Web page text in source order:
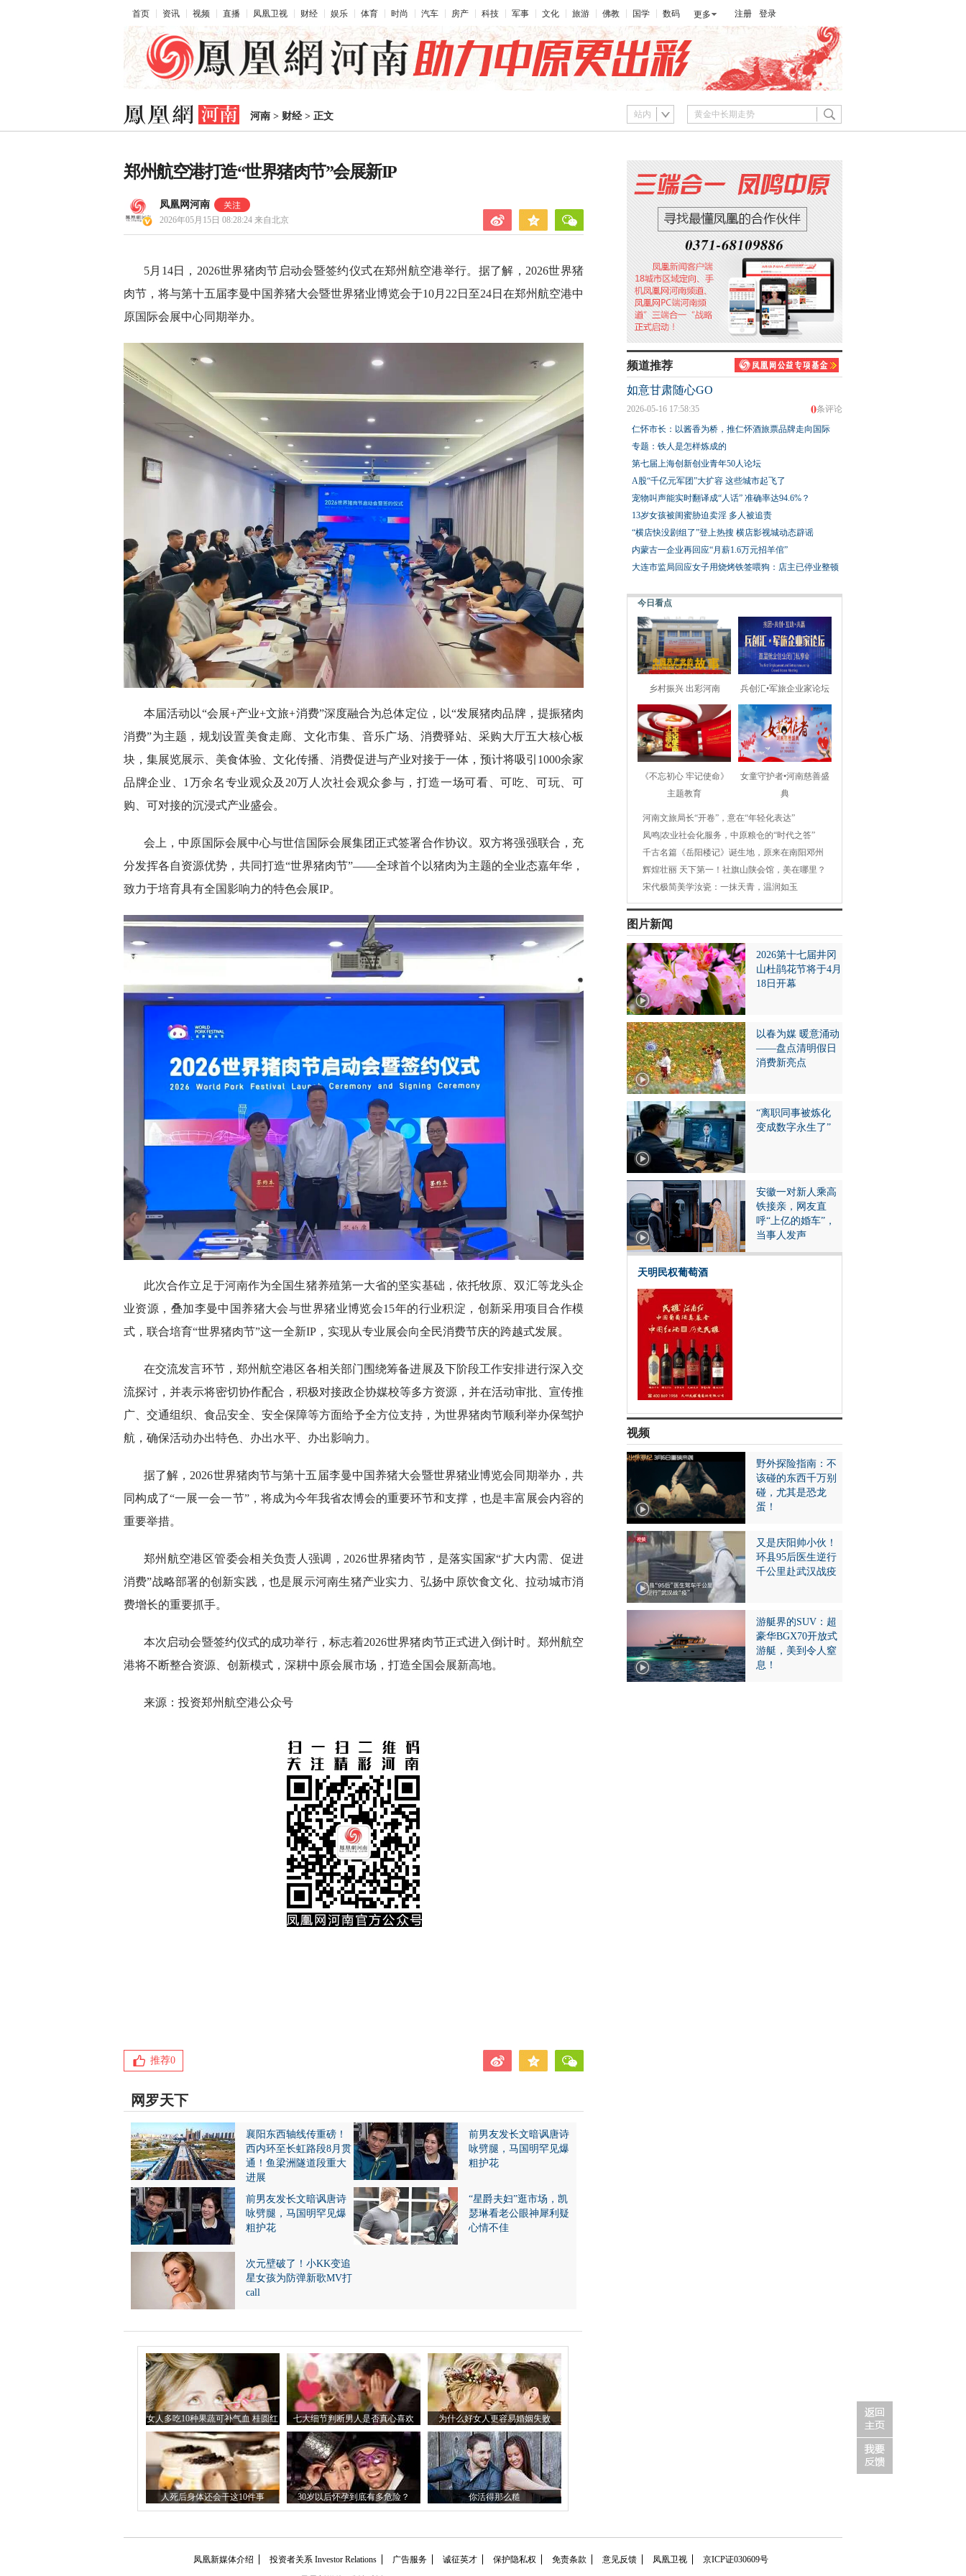
首页 资讯 视频 直播 凤凰卫视 财经 娱乐 体育 时尚 汽车 房产 科技 军事 文化 旅游 佛教 国学 数码 更多 注册 登录
河南 > 财经> 正文 站内
郑州航空港打造“世界猪肉节”会展新IP
凤凰网河南
2026年05月15日 08:28:24 来自北京
5月14日，2026世界猪肉节启动会暨签约仪式在郑州航空港举行。据了解，2026世界猪
肉节，将与第十五届李曼中国养猪大会暨世界猪业博览会于10月22日至24日在郑州航空港中
原国际会展中心同期举办。
本届活动以“会展+产业+文旅+消费”深度融合为总体定位，以“发展猪肉品牌，提振猪肉
消费”为主题，规划设置美食走廊、文化市集、音乐广场、消费驿站、采购大厅五大核心板
块，集展览展示、美食体验、文化传播、消费促进与产业对接于一体，预计将吸引1000余家
品牌企业、1万余名专业观众及20万人次社会观众参与，打造一场可看、可吃、可玩、可
购、可对接的沉浸式产业盛会。
会上，中原国际会展中心与世信国际会展集团正式签署合作协议。双方将强强联合，充
分发挥各自资源优势，共同打造“世界猪肉节”——全球首个以猪肉为主题的全业态嘉年华，
致力于培育具有全国影响力的特色会展IP。
此次合作立足于河南作为全国生猪养殖第一大省的坚实基础，依托牧原、双汇等龙头企
业资源，叠加李曼中国养猪大会与世界猪业博览会15年的行业积淀，创新采用项目合作模
式，联合培育“世界猪肉节”这一全新IP，实现从专业展会向全民消费节庆的跨越式发展。
在交流发言环节，郑州航空港区各相关部门围绕筹备进展及下阶段工作安排进行深入交
流探讨，并表示将密切协作配合，积极对接政企协媒校等多方资源，并在活动审批、宣传推
广、交通组织、食品安全、安全保障等方面给予全方位支持，为世界猪肉节顺利举办保驾护
航，确保活动办出特色、办出水平、办出影响力。
据了解，2026世界猪肉节与第十五届李曼中国养猪大会暨世界猪业博览会同期举办，共
同构成了“一展一会一节”，将成为今年我省农博会的重要环节和支撑，也是丰富展会内容的
重要举措。
郑州航空港区管委会相关负责人强调，2026世界猪肉节，是落实国家“扩大内需、促进
消费”战略部署的创新实践，也是展示河南生猪产业实力、弘扬中原饮食文化、拉动城市消
费增长的重要抓手。
本次启动会暨签约仪式的成功举行，标志着2026世界猪肉节正式进入倒计时。郑州航空
港将不断整合资源、创新模式，深耕中原会展市场，打造全国会展新高地。
来源：投资郑州航空港公众号
推荐0
网罗天下
襄阳东西轴线传重磅！
西内环至长虹路段8月贯
通！鱼梁洲隧道段重大
进展
前男友发长文暗讽唐诗
咏劈腿，马国明罕见爆
粗护花
前男友发长文暗讽唐诗
咏劈腿，马国明罕见爆
粗护花
“星爵夫妇”逛市场，凯
瑟琳看老公眼神犀利疑
心情不佳
次元壁破了！小KK变追
星女孩为防弹新歌MV打
call
女人多吃10种果蔬可补气血 桂圆红
枣不可少
七大细节判断男人是否真心喜欢
你？
为什么好女人更容易婚姻失败
人死后身体还会干这10件事 30岁以后怀孕到底有多危险？ 你活得那么糙
频道推荐
如意甘肃随心GO
0条评论
2026-05-16 17:58:35
仁怀市长：以酱香为桥，推仁怀酒旅票品牌走向国际
专题：铁人是怎样炼成的
第七届上海创新创业青年50人论坛
A股“千亿元军团”大扩容 这些城市起飞了
宠物叫声能实时翻译成“人话” 准确率达94.6%？
13岁女孩被闺蜜胁迫卖淫 多人被追责
“横店快没剧组了”登上热搜 横店影视城动态辟谣
内蒙古一企业再回应“月薪1.6万元招羊倌”
大连市监局回应女子用烧烤铁签喂狗：店主已停业整顿
今日看点
乡村振兴 出彩河南 兵创汇•军旅企业家论坛
《不忘初心 牢记使命》
主题教育
女童守护者•河南慈善盛
典
河南文旅局长“开卷”，意在“年轻化表达”
凤鸣|农业社会化服务，中原粮仓的“时代之答”
千古名篇《岳阳楼记》诞生地，原来在南阳邓州
辉煌壮丽 天下第一！社旗山陕会馆，美在哪里？
宋代极简美学汝瓷：一抹天青，温润如玉
图片新闻
2026第十七届井冈
山杜鹃花节将于4月
18日开幕
以春为媒 暖意涌动
——盘点清明假日
消费新亮点
“离职同事被炼化
变成数字永生了”
安徽一对新人乘高
铁接亲，网友直
呼“上亿的婚车”，
当事人发声
天明民权葡萄酒
视频
野外探险指南：不
该碰的东西千万别
碰，尤其是恐龙
蛋！
又是庆阳帅小伙！
环县95后医生逆行
千公里赴武汉战疫
游艇界的SUV：超
豪华BGX70开放式
游艇，美到令人窒
息！
凤凰新媒体介绍 投资者关系 Investor Relations 广告服务 诚征英才 保护隐私权 免责条款 意见反馈 凤凰卫视
京ICP证030609号